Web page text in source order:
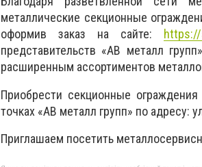
металлические секционные
оформив заказ на сайте:
https://
представительств «АВ металл
расширенным ассортиментов
Приобрести секционные
точках «АВ металл групп» по адресу:
Приглашаем посетить